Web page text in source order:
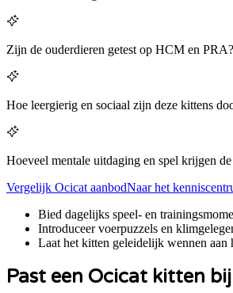
Zijn de ouderdieren getest op HCM en PRA?
Hoe leergierig en sociaal zijn deze kittens
Hoeveel mentale uitdaging en spel krijgen
Vergelijk Ocicat aanbodNaar het
Bied dagelijks speel- en
Introduceer voerpuzzels en
Laat het kitten geleidelijk wennen aan
Past een Ocicat kitten